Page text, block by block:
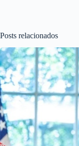
Posts relacionados